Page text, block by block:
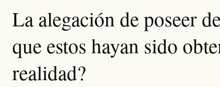
La alegación de poseer
que estos hayan sido
realidad?